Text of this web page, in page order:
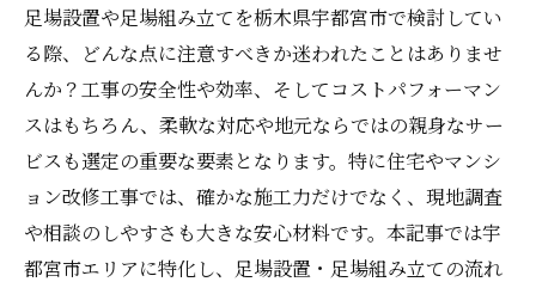
足場設置や足場組み立てを栃木県宇都宮市で検討してい
る際、どんな点に注意すべきか迷われたことはありませ
んか？工事の安全性や効率、そしてコストパフォーマン
スはもちろん、柔軟な対応や地元ならではの親身なサー
ビスも選定の重要な要素となります。特に住宅やマンシ
ョン改修工事では、確かな施工力だけでなく、現地調査
や相談のしやすさも大きな安心材料です。本記事では宇
都宮市エリアに特化し、足場設置・足場組み立ての流れ